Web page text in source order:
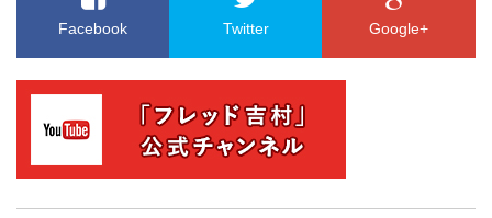
Facebook Twitter Google+